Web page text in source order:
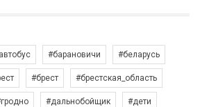
#барановичи #беларусь
#брест #брестская_область
#дальнобойщик #дети